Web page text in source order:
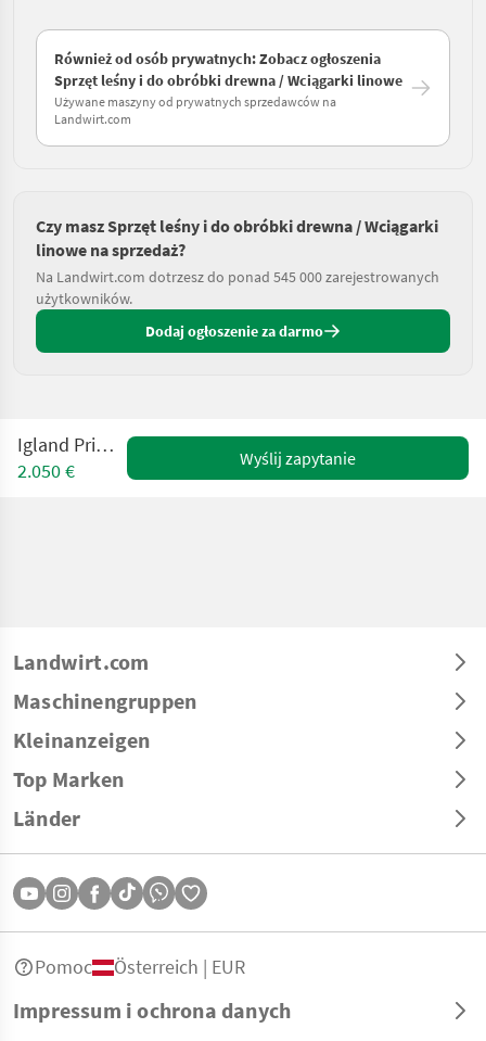
Również od osób prywatnych: Zobacz ogłoszenia
Sprzęt leśny i do obróbki drewna / Wciągarki linowe
Używane maszyny od prywatnych sprzedawców na
Landwirt.com
Czy masz Sprzęt leśny i do obróbki drewna / Wciągarki
linowe na sprzedaż?
Na Landwirt.com dotrzesz do ponad 545 000 zarejestrowanych
użytkowników.
Dodaj ogłoszenie za darmo
Igland Prima 5106
2.050 €
Wyślij zapytanie
Landwirt.com
Maschinengruppen
Kleinanzeigen
Top Marken
Länder
Impressum i ochrona danych
Pomoc Österreich | EUR